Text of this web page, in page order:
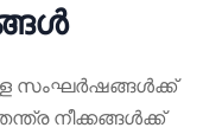
സംഘർഷങ്ങൾക്ക്
നീക്കങ്ങൾക്ക്